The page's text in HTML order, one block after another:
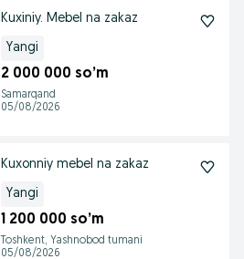
Kuxiniy. Mebel na zakaz
Yangi
2 000 000 so’m
Samarqand
05/08/2026
Kuxonniy mebel na zakaz
Yangi
1 200 000 so’m
Toshkent, Yashnobod tumani
05/08/2026